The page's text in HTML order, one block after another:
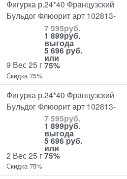
Фигурка р.24*40 Французский
Бульдог Флюорит арт 102813-
9 Вес 25 г
7 595руб.
1 899руб.
выгода
5 696 руб.
или
75%
Скидка 75%
Фигурка р.24*40 Французский
Бульдог Флюорит арт 102813-
2 Вес 25 г
7 595руб.
1 899руб.
выгода
5 696 руб.
или
75%
Скидка 75%